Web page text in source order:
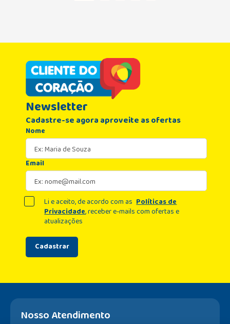
Newsletter
Cadastre-se agora aproveite as ofertas
Nome
Email
Cadastrar
Li e aceito, de acordo com as Políticas de
Privacidade, receber e-mails com ofertas e
atualizações
Nosso Atendimento